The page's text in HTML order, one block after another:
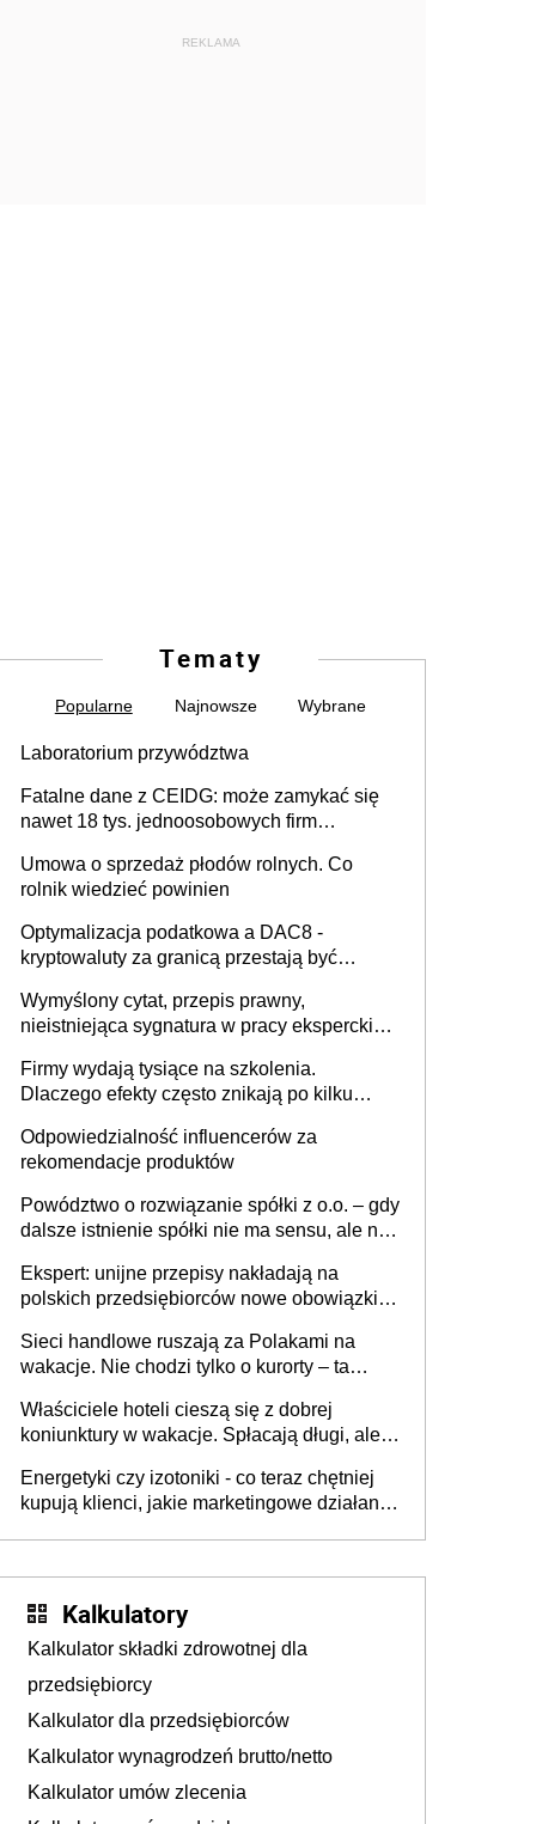
REKLAMA
Tematy
Popularne Najnowsze Wybrane
Laboratorium przywództwa
Fatalne dane z CEIDG: może zamykać się
nawet 18 tys. jednoosobowych firm
Umowa o sprzedaż płodów rolnych. Co
rolnik wiedzieć powinien
Optymalizacja podatkowa a DAC8 -
kryptowaluty za granicą przestają być
Wymyślony cytat, przepis prawny,
nieistniejąca sygnatura w pracy eksperckiej -
firmie
Firmy wydają tysiące na szkolenia.
Dlaczego efekty często znikają po kilku
Odpowiedzialność influencerów za
rekomendacje produktów
Powództwo o rozwiązanie spółki z o.o. – gdy
dalsze istnienie spółki nie ma sensu, ale nie
Ekspert: unijne przepisy nakładają na
polskich przedsiębiorców nowe obowiązki w
Sieci handlowe ruszają za Polakami na
wakacje. Nie chodzi tylko o kurorty – ta
tam, gdzie wielu spędzi urlop po cichu
Właściciele hoteli cieszą się z dobrej
koniunktury w wakacje. Spłacają długi, ale
Energetyki czy izotoniki - co teraz chętniej
kupują klienci, jakie marketingowe działania
Kalkulatory
Kalkulator składki zdrowotnej dla
przedsiębiorcy
Kalkulator dla przedsiębiorców
Kalkulator wynagrodzeń brutto/netto
Kalkulator umów zlecenia